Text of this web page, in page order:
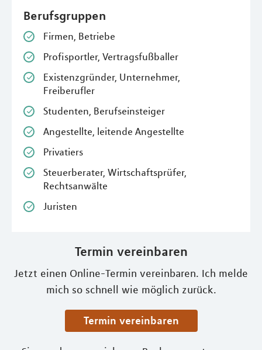
Berufsgruppen
Firmen, Betriebe
Profisportler, Vertragsfußballer
Existenzgründer, Unternehmer,
Freiberufler
Studenten, Berufseinsteiger
Angestellte, leitende Angestellte
Privatiers
Steuerberater, Wirtschaftsprüfer,
Rechtsanwälte
Juristen
Termin vereinbaren
Jetzt einen Online-Termin vereinbaren. Ich melde
mich so schnell wie möglich zurück.
Termin vereinbaren